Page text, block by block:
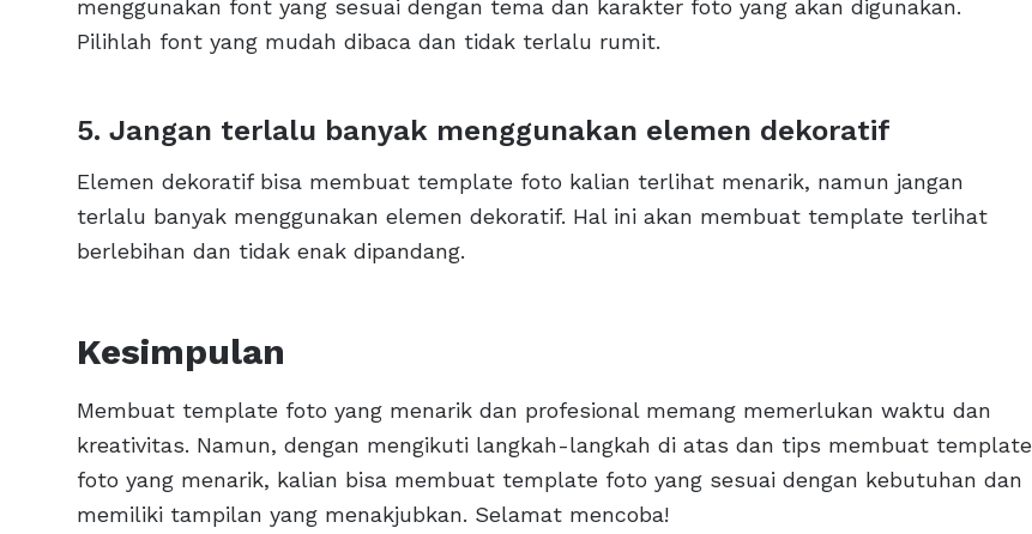
menggunakan font yang sesuai dengan tema dan karakter foto yang akan digunakan.
Pilihlah font yang mudah dibaca dan tidak terlalu rumit.
5. Jangan terlalu banyak menggunakan elemen dekoratif
Elemen dekoratif bisa membuat template foto kalian terlihat menarik, namun jangan
terlalu banyak menggunakan elemen dekoratif. Hal ini akan membuat template terlihat
berlebihan dan tidak enak dipandang.
Kesimpulan
Membuat template foto yang menarik dan profesional memang memerlukan waktu dan
kreativitas. Namun, dengan mengikuti langkah-langkah di atas dan tips membuat template
foto yang menarik, kalian bisa membuat template foto yang sesuai dengan kebutuhan dan
memiliki tampilan yang menakjubkan. Selamat mencoba!